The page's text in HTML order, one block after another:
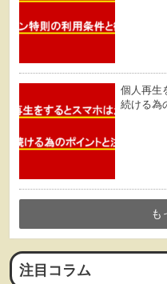
個人再生
続ける為
も
注目コラム